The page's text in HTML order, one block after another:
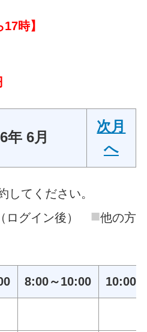
時】
年 6月
次月
へ
してください。
ログイン後） ■他の方
8:00～10:00 10:00